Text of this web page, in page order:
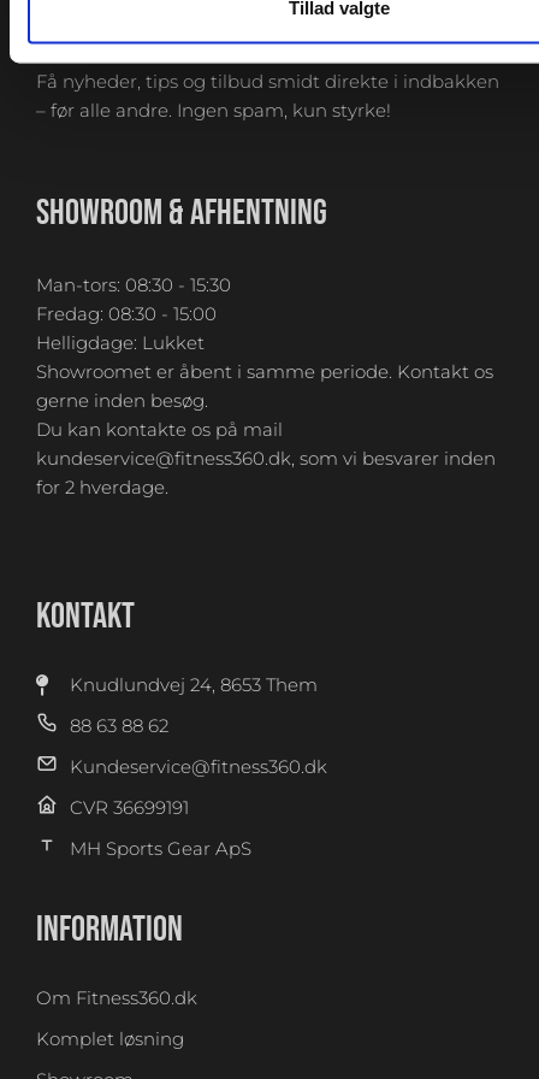
Tillad valgte
TILMELD NYHEDSBREVET
Få nyheder, tips og tilbud smidt direkte i indbakken
– før alle andre. Ingen spam, kun styrke!
SHOWROOM & AFHENTNING
Man-tors: 08:30 - 15:30
Fredag: 08:30 - 15:00
Helligdage: Lukket
Showroomet er åbent i samme periode. Kontakt os
gerne inden besøg.
Du kan kontakte os på mail
kundeservice@fitness360.dk, som vi besvarer inden
for 2 hverdage.
KONTAKT
Knudlundvej 24, 8653 Them
88 63 88 62
Kundeservice@fitness360.dk
CVR 36699191
MH Sports Gear ApS
INFORMATION
Om Fitness360.dk
Komplet løsning